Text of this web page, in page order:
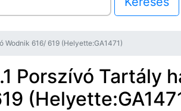
Wodnik 616/ 619 (Helyette:GA1471)
Porszívó Tartály